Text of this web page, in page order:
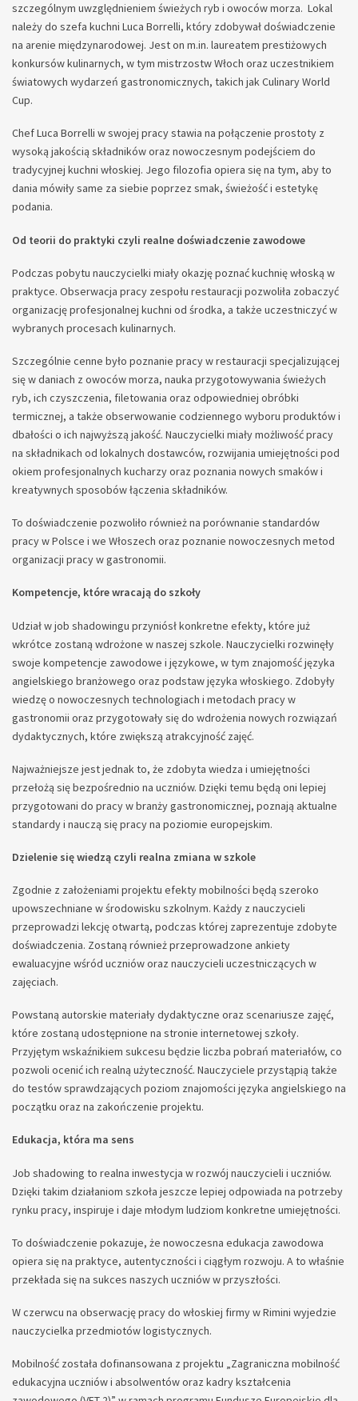
szczególnym uwzględnieniem świeżych ryb i owoców morza. Lokal
należy do szefa kuchni Luca Borrelli, który zdobywał doświadczenie
na arenie międzynarodowej. Jest on m.in. laureatem prestiżowych
konkursów kulinarnych, w tym mistrzostw Włoch oraz uczestnikiem
światowych wydarzeń gastronomicznych, takich jak Culinary World
Cup.
Chef Luca Borrelli w swojej pracy stawia na połączenie prostoty z
wysoką jakością składników oraz nowoczesnym podejściem do
tradycyjnej kuchni włoskiej. Jego filozofia opiera się na tym, aby to
dania mówiły same za siebie poprzez smak, świeżość i estetykę
podania.
Od teorii do praktyki czyli realne doświadczenie zawodowe
Podczas pobytu nauczycielki miały okazję poznać kuchnię włoską w
praktyce. Obserwacja pracy zespołu restauracji pozwoliła zobaczyć
organizację profesjonalnej kuchni od środka, a także uczestniczyć w
wybranych procesach kulinarnych.
Szczególnie cenne było poznanie pracy w restauracji specjalizującej
się w daniach z owoców morza, nauka przygotowywania świeżych
ryb, ich czyszczenia, filetowania oraz odpowiedniej obróbki
termicznej, a także obserwowanie codziennego wyboru produktów i
dbałości o ich najwyższą jakość. Nauczycielki miały możliwość pracy
na składnikach od lokalnych dostawców, rozwijania umiejętności pod
okiem profesjonalnych kucharzy oraz poznania nowych smaków i
kreatywnych sposobów łączenia składników.
To doświadczenie pozwoliło również na porównanie standardów
pracy w Polsce i we Włoszech oraz poznanie nowoczesnych metod
organizacji pracy w gastronomii.
Kompetencje, które wracają do szkoły
Udział w job shadowingu przyniósł konkretne efekty, które już
wkrótce zostaną wdrożone w naszej szkole. Nauczycielki rozwinęły
swoje kompetencje zawodowe i językowe, w tym znajomość języka
angielskiego branżowego oraz podstaw języka włoskiego. Zdobyły
wiedzę o nowoczesnych technologiach i metodach pracy w
gastronomii oraz przygotowały się do wdrożenia nowych rozwiązań
dydaktycznych, które zwiększą atrakcyjność zajęć.
Najważniejsze jest jednak to, że zdobyta wiedza i umiejętności
przełożą się bezpośrednio na uczniów. Dzięki temu będą oni lepiej
przygotowani do pracy w branży gastronomicznej, poznają aktualne
standardy i nauczą się pracy na poziomie europejskim.
Dzielenie się wiedzą czyli realna zmiana w szkole
Zgodnie z założeniami projektu efekty mobilności będą szeroko
upowszechniane w środowisku szkolnym. Każdy z nauczycieli
przeprowadzi lekcję otwartą, podczas której zaprezentuje zdobyte
doświadczenia. Zostaną również przeprowadzone ankiety
ewaluacyjne wśród uczniów oraz nauczycieli uczestniczących w
zajęciach.
Powstaną autorskie materiały dydaktyczne oraz scenariusze zajęć,
które zostaną udostępnione na stronie internetowej szkoły.
Przyjętym wskaźnikiem sukcesu będzie liczba pobrań materiałów, co
pozwoli ocenić ich realną użyteczność. Nauczyciele przystąpią także
do testów sprawdzających poziom znajomości języka angielskiego na
początku oraz na zakończenie projektu.
Edukacja, która ma sens
Job shadowing to realna inwestycja w rozwój nauczycieli i uczniów.
Dzięki takim działaniom szkoła jeszcze lepiej odpowiada na potrzeby
rynku pracy, inspiruje i daje młodym ludziom konkretne umiejętności.
To doświadczenie pokazuje, że nowoczesna edukacja zawodowa
opiera się na praktyce, autentyczności i ciągłym rozwoju. A to właśnie
przekłada się na sukces naszych uczniów w przyszłości.
W czerwcu na obserwację pracy do włoskiej firmy w Rimini wyjedzie
nauczycielka przedmiotów logistycznych.
Mobilność została dofinansowana z projektu „Zagraniczna mobilność
edukacyjna uczniów i absolwentów oraz kadry kształcenia